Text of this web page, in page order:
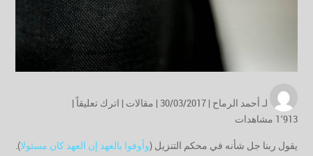
لـ أحمد الرماح مقالات اترك تعليقاً
1٬913 مشاهدات
يقول ربنا جل شأنه في محكم التنزيل (وأوفوا بالعهد إن العهد كان مسئولا).